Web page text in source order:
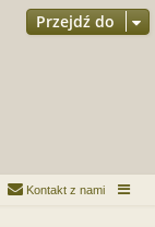
Przejdź do
Kontakt z nami